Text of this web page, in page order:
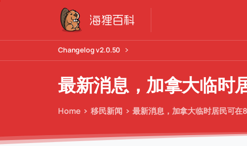
Changelog v2.0.50
最新消息，加拿大临时
Home 移民新闻 最新消息，加拿大临时居民可在